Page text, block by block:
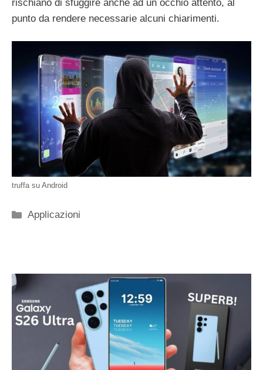
rischiano di sfuggire anche ad un occhio attento, al
punto da rendere necessarie alcuni chiarimenti.
truffa su Android
Categorie
Applicazioni